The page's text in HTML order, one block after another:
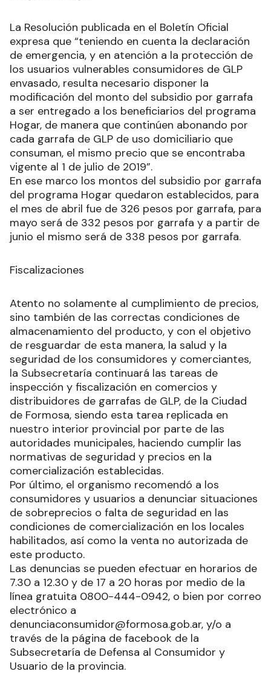
La Resolución publicada en el Boletín Oficial
expresa que “teniendo en cuenta la declaración
de emergencia, y en atención a la protección de
los usuarios vulnerables consumidores de GLP
envasado, resulta necesario disponer la
modificación del monto del subsidio por garrafa
a ser entregado a los beneficiarios del programa
Hogar, de manera que continúen abonando por
cada garrafa de GLP de uso domiciliario que
consuman, el mismo precio que se encontraba
vigente al 1 de julio de 2019”.
En ese marco los montos del subsidio por garrafa
del programa Hogar quedaron establecidos, para
el mes de abril fue de 326 pesos por garrafa, para
mayo será de 332 pesos por garrafa y a partir de
junio el mismo será de 338 pesos por garrafa.
Fiscalizaciones
Atento no solamente al cumplimiento de precios,
sino también de las correctas condiciones de
almacenamiento del producto, y con el objetivo
de resguardar de esta manera, la salud y la
seguridad de los consumidores y comerciantes,
la Subsecretaría continuará las tareas de
inspección y fiscalización en comercios y
distribuidores de garrafas de GLP, de la Ciudad
de Formosa, siendo esta tarea replicada en
nuestro interior provincial por parte de las
autoridades municipales, haciendo cumplir las
normativas de seguridad y precios en la
comercialización establecidas.
Por último, el organismo recomendó a los
consumidores y usuarios a denunciar situaciones
de sobreprecios o falta de seguridad en las
condiciones de comercialización en los locales
habilitados, así como la venta no autorizada de
este producto.
Las denuncias se pueden efectuar en horarios de
7.30 a 12.30 y de 17 a 20 horas por medio de la
línea gratuita 0800-444-0942, o bien por correo
electrónico a
denunciaconsumidor@formosa.gob.ar, y/o a
través de la página de facebook de la
Subsecretaría de Defensa al Consumidor y
Usuario de la provincia.